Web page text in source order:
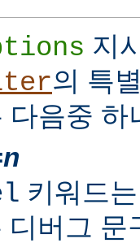
지
의 특
다음중 하
n
키워드
디버그 문